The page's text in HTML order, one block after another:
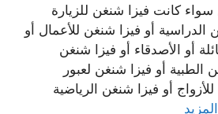
كانت فيزا شنغن للزيارة
الدراسية أو فيزا شنغن للأعمال أو
أو الأصدقاء أو فيزا شنغن
الطبية أو فيزا شنغن لعبور
أو فيزا شنغن الرياضية